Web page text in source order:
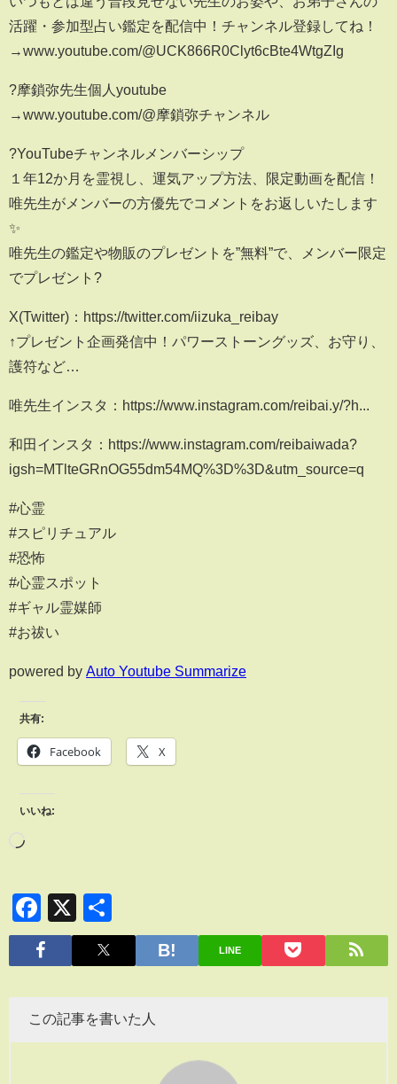
活躍・参加型占い鑑定を配信中！チャンネル登録してね！
→www.youtube.com/@UCK866R0Clyt6cBte4WtgZIg
?摩鎖弥先生個人youtube
→www.youtube.com/@摩鎖弥チャンネル
?YouTubeチャンネルメンバーシップ
１年12か月を霊視し、運気アップ方法、限定動画を配信！
唯先生がメンバーの方優先でコメントをお返しいたします
✨
唯先生の鑑定や物販のプレゼントを”無料”で、メンバー限定
でプレゼント?
X(Twitter)：https://twitter.com/iizuka_reibay
↑プレゼント企画発信中！パワーストーングッズ、お守り、
護符など…
唯先生インスタ：https://www.instagram.com/reibai.y/?h...
和田インスタ：https://www.instagram.com/reibaiwada?
igsh=MTlteGRnOG55dm54MQ%3D%3D&utm_source=q
#心霊
#スピリチュアル
#恐怖
#心霊スポット
#ギャル霊媒師
#お祓い
powered by Auto Youtube Summarize
共有:
Facebook X
いいね:
Facebook
X
有
LINE
この記事を書いた人